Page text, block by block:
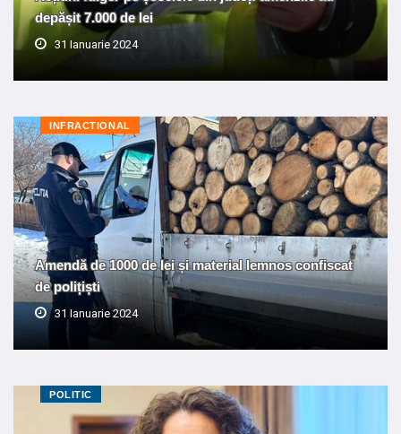
depășit 7.000 de lei
31 Ianuarie 2024
INFRACTIONAL
Amendă de 1000 de lei și material lemnos confiscat
de polițiști
31 Ianuarie 2024
POLITIC